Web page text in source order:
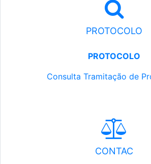
PROTOCOLO
PROTOCOLO
Consulta Tramitação de
CONTAC